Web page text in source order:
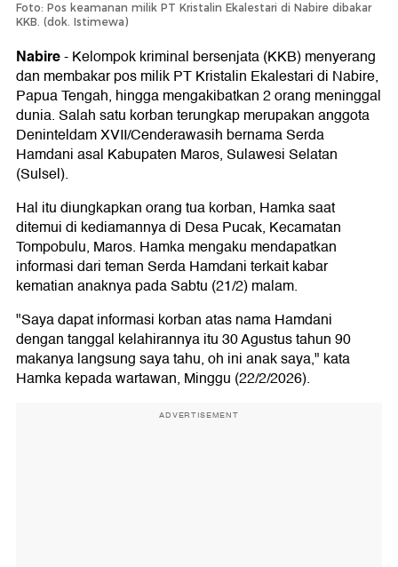
Foto: Pos keamanan milik PT Kristalin Ekalestari di Nabire dibakar
KKB. (dok. Istimewa)
Nabire-Kelompok kriminal bersenjata (KKB) menyerang
dan membakar pos milik PT Kristalin Ekalestari di Nabire,
Papua Tengah, hingga mengakibatkan 2 orang meninggal
dunia. Salah satu korban terungkap merupakan anggota
Deninteldam XVII/Cenderawasih bernama Serda
Hamdani asal Kabupaten Maros, Sulawesi Selatan
(Sulsel).
Hal itu diungkapkan orang tua korban, Hamka saat
ditemui di kediamannya di Desa Pucak, Kecamatan
Tompobulu, Maros. Hamka mengaku mendapatkan
informasi dari teman Serda Hamdani terkait kabar
kematian anaknya pada Sabtu (21/2) malam.
"Saya dapat informasi korban atas nama Hamdani
dengan tanggal kelahirannya itu 30 Agustus tahun 90
makanya langsung saya tahu, oh ini anak saya," kata
Hamka kepada wartawan, Minggu (22/2/2026).
ADVERTISEMENT